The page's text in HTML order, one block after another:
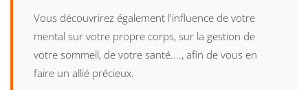
Vous découvrirez également l'influence de votre
mental sur votre propre corps, sur la gestion de
votre sommeil, de votre santé...., afin de vous en
faire un allié précieux.